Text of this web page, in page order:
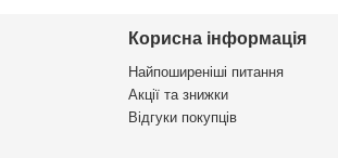
Корисна інформація
Найпоширеніші питання
Акції та знижки
Відгуки покупців